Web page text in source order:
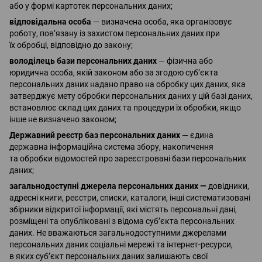
або у формі картотек персональних даних;
відповідальна особа — визначена особа, яка організовує
роботу, пов’язану із захистом персональних даних при
їх обробці, відповідно до закону;
володілець бази персональних даних — фізична або
юридична особа, якій законом або за згодою суб’єкта
персональних даних надано право на обробку цих даних, яка
затверджує мету обробки персональних даних у цій базі даних,
встановлює склад цих даних та процедури їх обробки, якщо
інше не визначено законом;
Державний реєстр баз персональних даних — єдина
державна інформаційна система збору, накопичення
та обробки відомостей про зареєстровані бази персональних
даних;
загальнодоступні джерела персональних даних — довідники,
адресні книги, реєстри, списки, каталоги, інші систематизовані
збірники відкритої інформації, які містять персональні дані,
розміщені та опубліковані з відома суб’єкта персональних
даних. Не вважаються загальнодоступними джерелами
персональних даних соціальні мережі та інтернет-ресурси,
в яких суб’єкт персональних даних залишають свої